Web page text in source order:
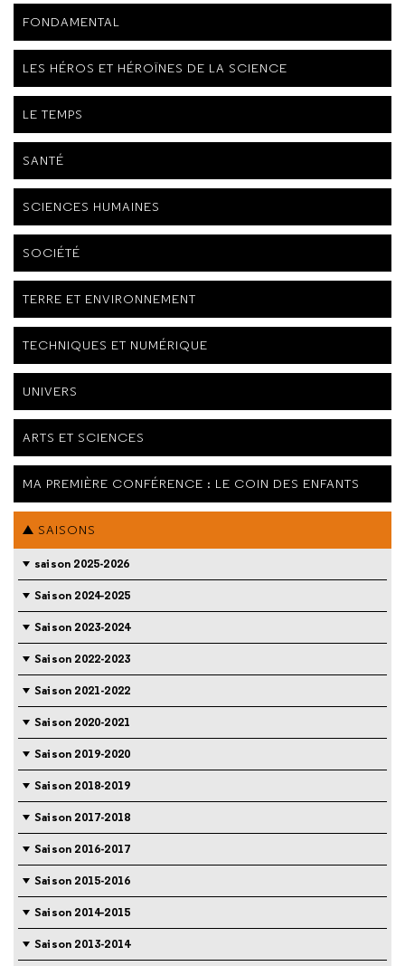
FONDAMENTAL
LES HÉROS ET HÉROÏNES DE LA SCIENCE
LE TEMPS
SANTÉ
SCIENCES HUMAINES
SOCIÉTÉ
TERRE ET ENVIRONNEMENT
TECHNIQUES ET NUMÉRIQUE
UNIVERS
ARTS ET SCIENCES
MA PREMIÈRE CONFÉRENCE : LE COIN DES ENFANTS
SAISONS
saison 2025-2026
Saison 2024-2025
Saison 2023-2024
Saison 2022-2023
Saison 2021-2022
Saison 2020-2021
Saison 2019-2020
Saison 2018-2019
Saison 2017-2018
Saison 2016-2017
Saison 2015-2016
Saison 2014-2015
Saison 2013-2014